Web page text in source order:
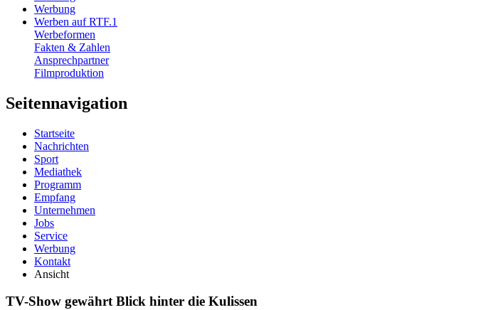
Werbung
Werben auf RTF.1
Werbeformen
Fakten & Zahlen
Ansprechpartner
Filmproduktion
Seitennavigation
Startseite
Nachrichten
Sport
Mediathek
Programm
Empfang
Unternehmen
Jobs
Service
Werbung
Kontakt
Ansicht
TV-Show gewährt Blick hinter die Kulissen